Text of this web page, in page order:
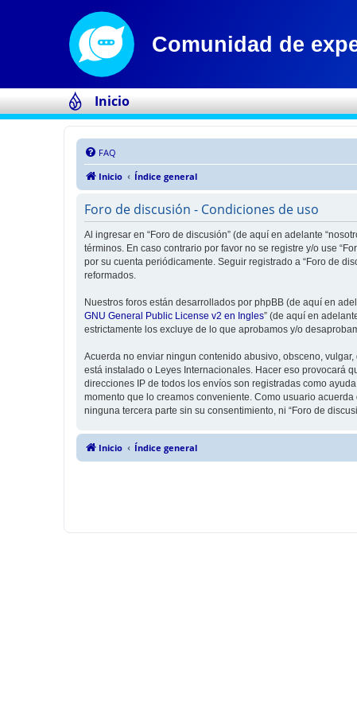
Inicio
FAQ
Inicio
Índice general
Foro de discusión - Condiciones de uso
Al ingresar en “Foro de discusión” (de aquí en adelante
términos. En caso contrario por favor no se registre y/o use
por su cuenta periódicamente. Seguir registrado a “Foro de
reformados.
Nuestros foros están desarrollados por phpBB (de aquí en
GNU General Public License v2 en Ingles” (de aquí en
estrictamente los excluye de lo que aprobamos y/o
Acuerda no enviar ningun contenido abusivo, obsceno,
está instalado o Leyes Internacionales. Hacer eso provocará
direcciones IP de todos los envíos son registradas como
momento que lo creamos conveniente. Como usuario
ninguna tercera parte sin su consentimiento, ni “Foro de
Inicio Índice general